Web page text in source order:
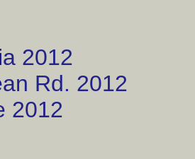
2012
Rd. 2012
2012